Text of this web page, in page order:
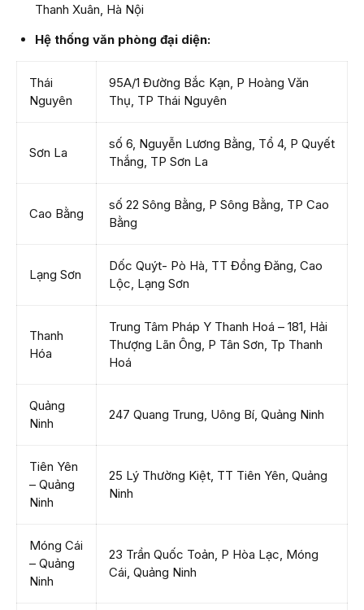
Thanh Xuân, Hà Nội
Hệ thống văn phòng đại diện:
Thái
Nguyên
95A/1 Đường Bắc Kạn, P Hoàng Văn
Thụ, TP Thái Nguyên
Sơn La
số 6, Nguyễn Lương Bằng, Tổ 4, P Quyết
Thắng, TP Sơn La
Cao Bằng
số 22 Sông Bằng, P Sông Bằng, TP Cao
Bằng
Lạng Sơn
Dốc Quýt- Pò Hà, TT Đồng Đăng, Cao
Lộc, Lạng Sơn
Thanh
Hóa
Trung Tâm Pháp Y Thanh Hoá – 181, Hải
Thượng Lãn Ông, P Tân Sơn, Tp Thanh
Hoá
Quảng
Ninh
247 Quang Trung, Uông Bí, Quảng Ninh
Tiên Yên
– Quảng
Ninh
25 Lý Thường Kiệt, TT Tiên Yên, Quảng
Ninh
Móng Cái
– Quảng
Ninh
23 Trần Quốc Toản, P Hòa Lạc, Móng
Cái, Quảng Ninh